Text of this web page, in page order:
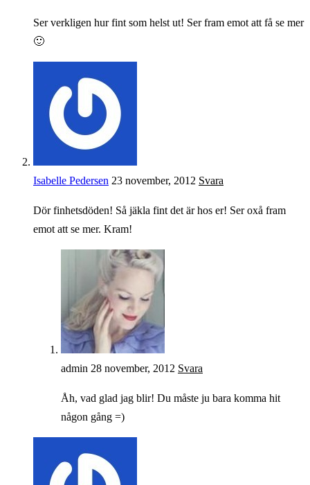
Ser verkligen hur fint som helst ut! Ser fram emot att få se mer
🙂
Isabelle Pedersen 23 november, 2012 Svara
Dör finhetsdöden! Så jäkla fint det är hos er! Ser oxå fram
emot att se mer. Kram!
admin 28 november, 2012 Svara
Åh, vad glad jag blir! Du måste ju bara komma hit
någon gång =)